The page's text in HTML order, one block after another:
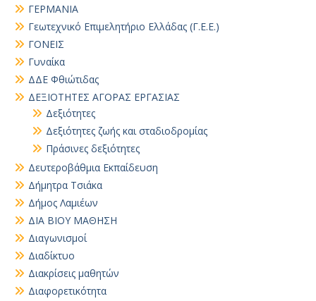
ΓΕΡΜΑΝΙΑ
Γεωτεχνικό Επιμελητήριο Ελλάδας (Γ.Ε.Ε.)
ΓΟΝΕΙΣ
Γυναίκα
ΔΔΕ Φθιώτιδας
ΔΕΞΙΟΤΗΤΕΣ ΑΓΟΡΑΣ ΕΡΓΑΣΙΑΣ
Δεξιότητες
Δεξιότητες ζωής και σταδιοδρομίας
Πράσινες δεξιότητες
Δευτεροβάθμια Εκπαίδευση
Δήμητρα Τσιάκα
Δήμος Λαμιέων
ΔΙΑ ΒΙΟΥ ΜΑΘΗΣΗ
Διαγωνισμοί
Διαδίκτυο
Διακρίσεις μαθητών
Διαφορετικότητα